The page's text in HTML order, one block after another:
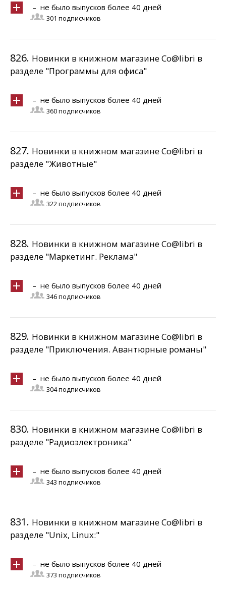
– не было выпусков более 40 дней
301 подписчиков
826. Новинки в книжном магазине Co@libri в
разделе "Программы для офиса"
– не было выпусков более 40 дней
360 подписчиков
827. Новинки в книжном магазине Co@libri в
разделе "Животные"
– не было выпусков более 40 дней
322 подписчиков
828. Новинки в книжном магазине Co@libri в
разделе "Маркетинг. Реклама"
– не было выпусков более 40 дней
346 подписчиков
829. Новинки в книжном магазине Co@libri в
разделе "Приключения. Авантюрные романы"
– не было выпусков более 40 дней
304 подписчиков
830. Новинки в книжном магазине Co@libri в
разделе "Радиоэлектроника"
– не было выпусков более 40 дней
343 подписчиков
831. Новинки в книжном магазине Co@libri в
разделе "Unix, Linux:"
– не было выпусков более 40 дней
373 подписчиков